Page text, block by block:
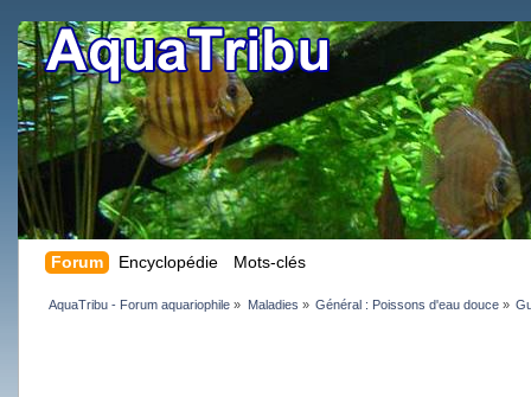
Forum Encyclopédie Mots-clés
AquaTribu - Forum aquariophile » Maladies » Général : Poissons d'eau douce»